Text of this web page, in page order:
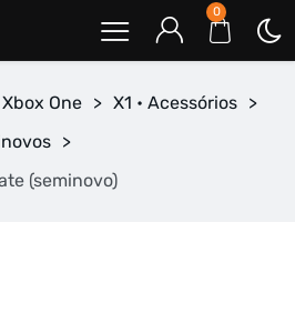
0
Xbox One > X1 • Acessórios >
>
(seminovo)